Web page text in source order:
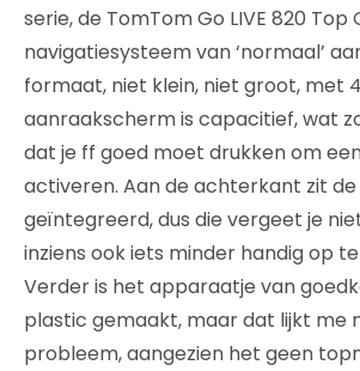
serie, de TomTom Go LIVE 820 Top
navigatiesysteem van ‘normaal’
formaat, niet klein, niet groot, met
aanraakscherm is capacitief, wat
dat je ff goed moet drukken om
activeren. Aan de achterkant zit
geïntegreerd, dus die vergeet je
inziens ook iets minder handig op
Verder is het apparaatje van
plastic gemaakt, maar dat lijkt me
probleem, aangezien het geen